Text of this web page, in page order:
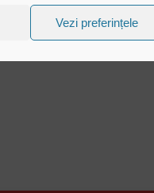
Vezi preferințele